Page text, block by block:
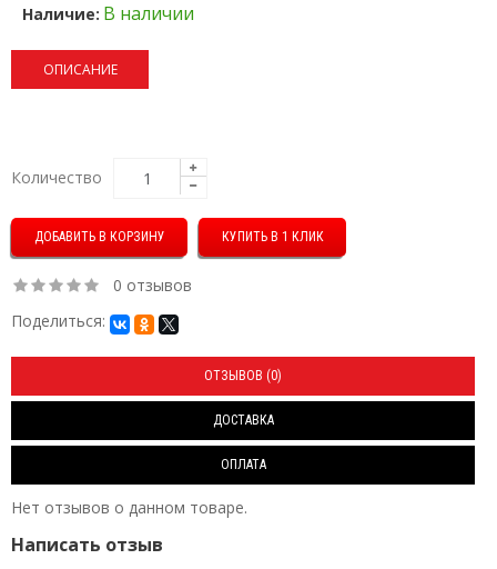
Наличие: В наличии
ОПИСАНИЕ
Количество
КУПИТЬ В 1 КЛИК
0 отзывов
Поделиться:
ОТЗЫВОВ (0)
ДОСТАВКА
ОПЛАТА
Нет отзывов о данном товаре.
Написать отзыв